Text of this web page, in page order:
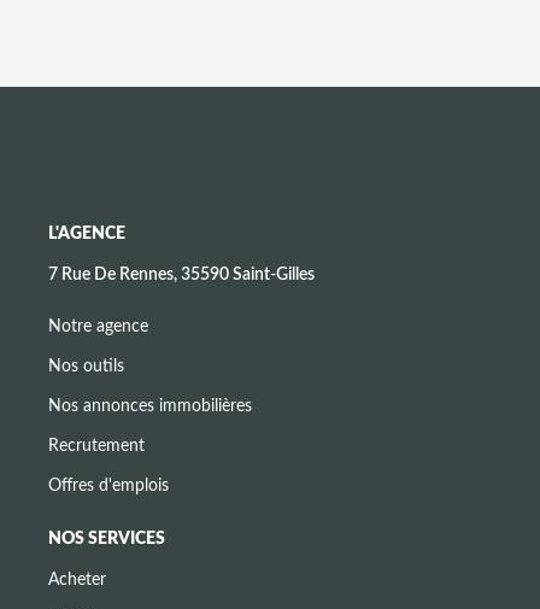
L'AGENCE
7 Rue De Rennes, 35590 Saint-Gilles
Notre agence
Nos outils
Nos annonces immobilières
Recrutement
Offres d'emplois
NOS SERVICES
Acheter